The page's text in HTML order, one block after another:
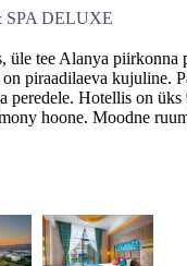
SPA DELUXE
üle tee Alanya
piraadilaeva kujuline.
peredele. Hotellis on
hoone. Moodne